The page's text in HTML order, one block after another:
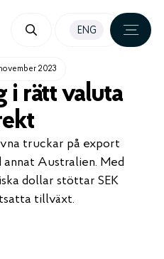
ENG
2023
i rätt valuta
truckar på export
Australien. Med
dollar stöttar SEK
tillväxt.